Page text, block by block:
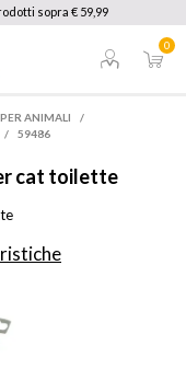
sopra € 59,99
0
ANIMALI
/
/ 59486
cat toilette